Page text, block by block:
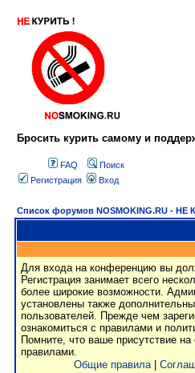
Бросить курить самому и
FAQ
Поиск
Регистрация
Вход
Список форумов NOSMOKING.RU - НЕ
Для входа на конференцию вы
Регистрация занимает всего
более широкие возможности.
установлены также
пользователей. Прежде чем
ознакомиться с правилами и
Помните, что ваше присутствие
правилами.
Общие правила|